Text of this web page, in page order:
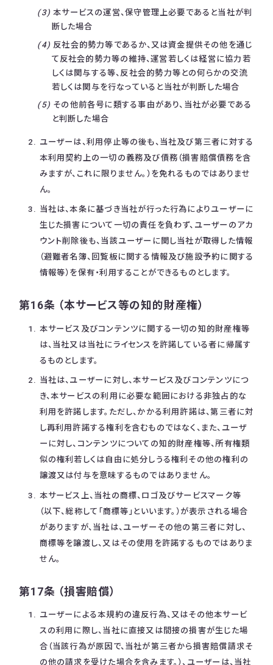
本サービスの運営、保守管理上必要であると当社が判
断した場合
反社会的勢力等であるか、又は資金提供その他を通じ
て反社会的勢力等の維持、運営若しくは経営に協力若
しくは関与する等、反社会的勢力等との何らかの交流
若しくは関与を行なっていると当社が判断した場合
その他前各号に類する事由があり、当社が必要である
と判断した場合
ユーザーは、利用停止等の後も、当社及び第三者に対する
本利用契約上の一切の義務及び債務（損害賠償債務を含
みますが、これに限りません。）を免れるものではありませ
ん。
当社は、本条に基づき当社が行った行為によりユーザーに
生じた損害について一切の責任を負わず、ユーザーのアカ
ウント削除後も、当該ユーザーに関し当社が取得した情報
（避難者名簿、回覧板に関する情報及び施設予約に関する
情報等）を保有・利用することができるものとします。
第16条 （本サービス等の知的財産権）
本サービス及びコンテンツに関する一切の知的財産権等
は、当社又は当社にライセンスを許諾している者に帰属す
るものとします。
当社は、ユーザーに対し、本サービス及びコンテンツにつ
き、本サービスの利用に必要な範囲における非独占的な
利用を許諾します。ただし、かかる利用許諾は、第三者に対
し再利用許諾する権利を含むものではなく、また、ユーザ
ーに対し、コンテンツについての知的財産権等、所有権類
似の権利若しくは自由に処分しうる権利その他の権利の
譲渡又は付与を意味するものではありません。
本サービス上、当社の商標、ロゴ及びサービスマーク等
（以下、総称して「商標等」といいます。）が表示される場合
がありますが、当社は、ユーザーその他の第三者に対し、
商標等を譲渡し、又はその使用を許諾するものではありま
せん。
第17条 （損害賠償）
ユーザーによる本規約の違反行為、又はその他本サービ
スの利用に際し、当社に直接又は間接の損害が生じた場
合（当該行為が原因で、当社が第三者から損害賠償請求そ
の他の請求を受けた場合を含みます。）、ユーザーは、当社